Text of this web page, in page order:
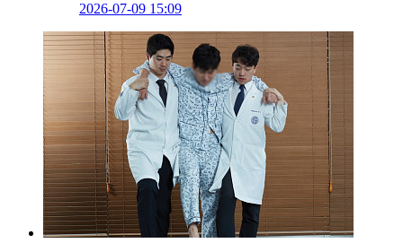
2026-07-09 15:09